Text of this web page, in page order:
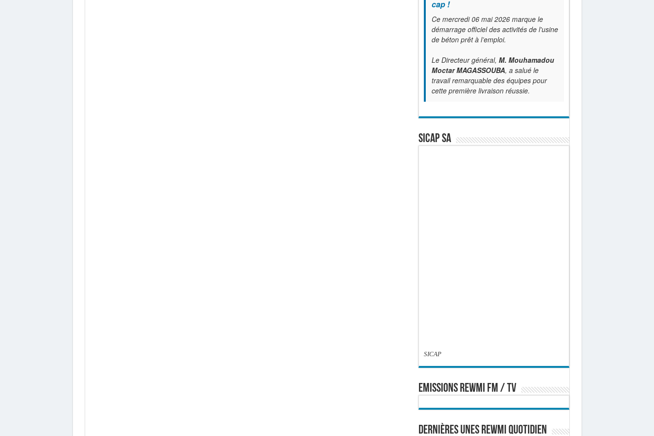
cap !
Ce mercredi 06 mai 2026 marque le
démarrage officiel des activités de l'usine
de béton prêt à l’emploi.
Le Directeur général, M. Mouhamadou
Moctar MAGASSOUBA, a salué le
travail remarquable des équipes pour
cette première livraison réussie.
SICAP SA
SICAP
EMISSIONS REWMI FM / TV
Dernières Unes Rewmi Quotidien